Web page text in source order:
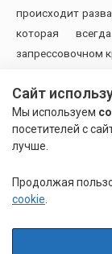
происходит
которая
запрессовочном
Также наша
комплектации
печатных плат и
Похожие
Сайт
Мы используем
посетителей с
лучше.
Продолжая
cookie